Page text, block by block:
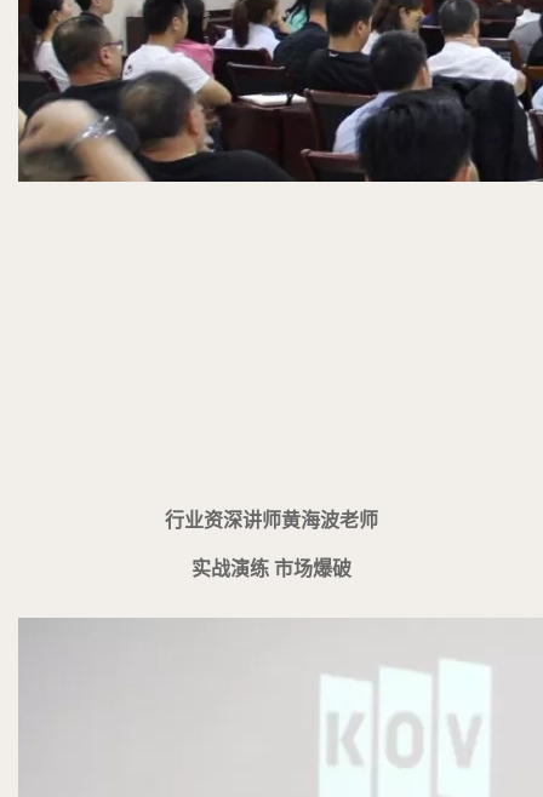
行业资深讲师黄海波老师
实战演练 市场爆破